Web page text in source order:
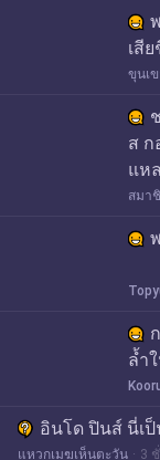
เสี
ขุนเ
ส ก
แห
สมา
ล้ำ
อินโด ปินส์ นี่เ
แหวกเมฆเห็นตะวัน 3